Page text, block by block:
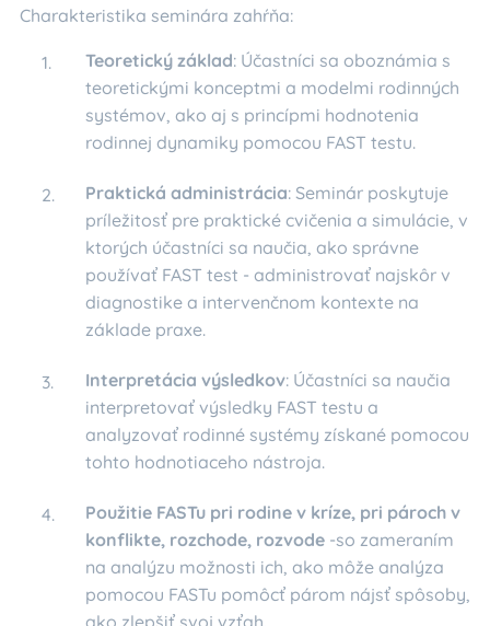
Charakteristika seminára zahŕňa:
Teoretický základ: Účastníci sa oboznámia s
teoretickými konceptmi a modelmi rodinných
systémov, ako aj s princípmi hodnotenia
rodinnej dynamiky pomocou FAST testu.
Praktická administrácia: Seminár poskytuje
príležitosť pre praktické cvičenia a simulácie, v
ktorých účastníci sa naučia, ako správne
používať FAST test - administrovať najskôr v
diagnostike a intervenčnom kontexte na
základe praxe.
Interpretácia výsledkov: Účastníci sa naučia
interpretovať výsledky FAST testu a
analyzovať rodinné systémy získané pomocou
tohto hodnotiaceho nástroja.
Použitie FASTu pri rodine v kríze, pri pároch v
konflikte, rozchode, rozvode -so zameraním
na analýzu možnosti ich, ako môže analýza
pomocou FASTu pomôcť párom nájsť spôsoby,
ako zlepšiť svoj vzťah.